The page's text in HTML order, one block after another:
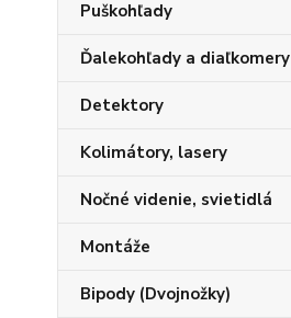
Puškohľady
Ďalekohľady a diaľkomery
Detektory
Kolimátory, lasery
Nočné videnie, svietidlá
Montáže
Bipody (Dvojnožky)